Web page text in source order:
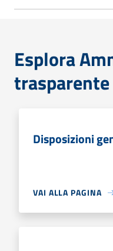
Esplora
trasparente
Disposizioni
VAI ALLA PAGINA